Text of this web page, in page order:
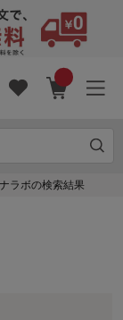
ラボの検索結果